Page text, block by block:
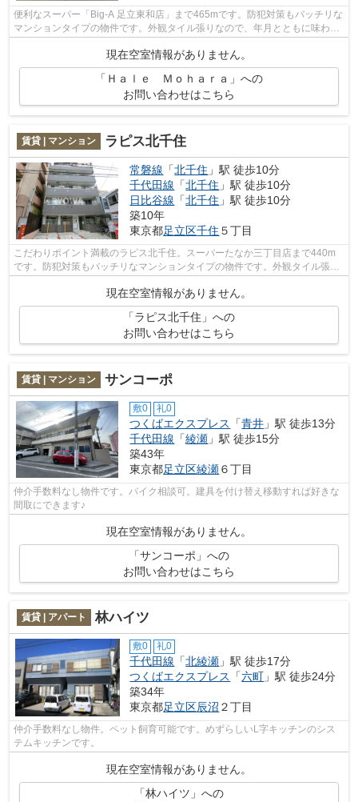
便利なスーパー「Big-A 足立東和店」まで465mです。防犯対策もバッチリな
マンションタイプの物件です。外観タイル張りなので、年月とともに味わい
現在空室情報がありません。
「Ｈａｌｅ Ｍｏｈａｒａ」への
お問い合わせはこちら
賃貸 | マンション ラピス北千住
常磐線 「北千住 」駅 徒歩10分
千代田線 「北千住 」駅 徒歩10分
日比谷線 「北千住 」駅 徒歩10分
築10年
東京都足立区千住 ５丁目
こだわりポイント満載のラピス北千住。スーパーたなか三丁目店まで440m
です。防犯対策もバッチリなマンションタイプの物件です。外観タイル張り
現在空室情報がありません。
「ラピス北千住」への
お問い合わせはこちら
賃貸 | マンション サンコーポ
敷0 礼0
つくばエクスプレス 「青井 」駅 徒歩13分
千代田線 「綾瀬 」駅 徒歩15分
築43年
東京都足立区綾瀬６丁目
仲介手数料なし物件です。バイク相談可。建具を付け替え移動すれば好きな
間取にできます♪
現在空室情報がありません。
「サンコーポ」への
お問い合わせはこちら
賃貸 | アパート 林ハイツ
敷0 礼0
千代田線 「北綾瀬 」駅 徒歩17分
つくばエクスプレス
「六町 」駅 徒歩24分
築34年
東京都足立区辰沼 ２丁目
仲介手数料なし物件。ペット飼育可能です。めずらしいL字キッチンのシス
テムキッチンです。
現在空室情報がありません。
「林ハイツ」への